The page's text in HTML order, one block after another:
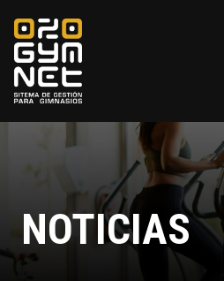
NOTICIAS